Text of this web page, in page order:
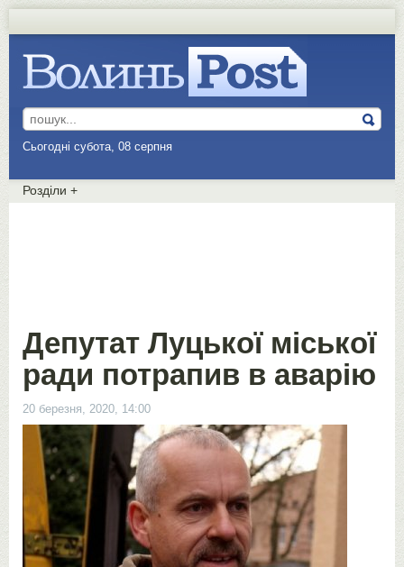
Сьогодні субота, 08 серпня
Розділи +
Депутат Луцької міської
ради потрапив в аварію
20 березня, 2020, 14:00